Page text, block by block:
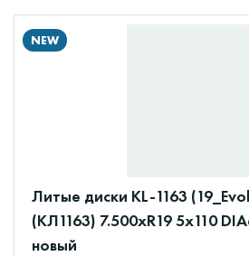
NEW
Литые диски KL-1163
(КЛ1163) 7.500xR19 5x110
новый